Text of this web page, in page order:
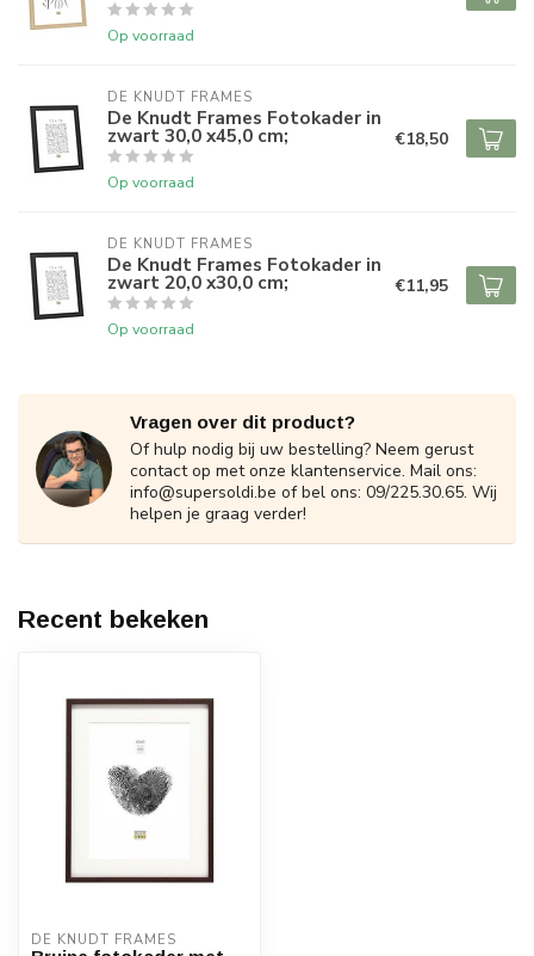
Op voorraad
DE KNUDT FRAMES
De Knudt Frames Fotokader in
zwart 30,0 x45,0 cm;
Op voorraad
€18,50
DE KNUDT FRAMES
De Knudt Frames Fotokader in
zwart 20,0 x30,0 cm;
Op voorraad
€11,95
Vragen over dit product?
Of hulp nodig bij uw bestelling? Neem gerust
contact op met onze klantenservice. Mail ons:
info@supersoldi.be of bel ons: 09/225.30.65. Wij
helpen je graag verder!
Recent bekeken
DE KNUDT FRAMES